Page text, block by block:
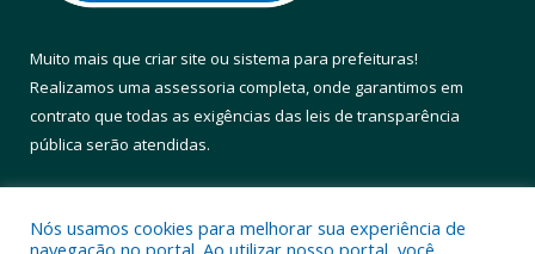
Muito mais que criar site ou sistema para prefeituras!
Realizamos uma assessoria completa, onde garantimos em
contrato que todas as exigências das leis de transparência
pública serão atendidas.
Nós usamos cookies para melhorar sua experiência de
navegação no portal. Ao utilizar nosso portal, você